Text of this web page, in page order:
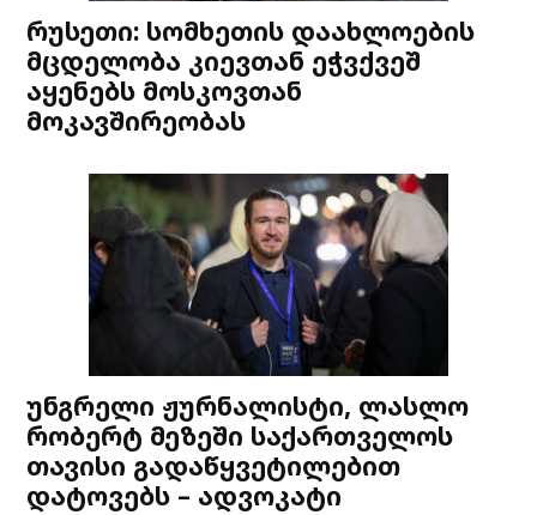
რუსეთი: სომხეთის დაახლოების
მცდელობა კიევთან ეჭვქვეშ
აყენებს მოსკოვთან
მოკავშირეობას
უნგრელი ჟურნალისტი, ლასლო
რობერტ მეზეში საქართველოს
თავისი გადაწყვეტილებით
დატოვებს – ადვოკატი